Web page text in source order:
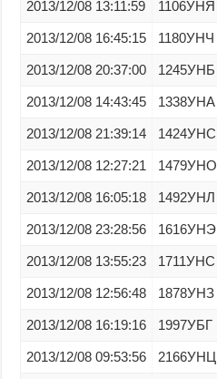
2013/12/08 13:11:59 1106УНЯ
2013/12/08 16:45:15 1180УНЧ
2013/12/08 20:37:00 1245УНБ
2013/12/08 14:43:45 1338УНА
2013/12/08 21:39:14 1424УНС
2013/12/08 12:27:21 1479УНО
2013/12/08 16:05:18 1492УНЛ
2013/12/08 23:28:56 1616УНЭ
2013/12/08 13:55:23 1711УНС
2013/12/08 12:56:48 1878УНЗ
2013/12/08 16:19:16 1997УБГ
2013/12/08 09:53:56 2166УНЦ